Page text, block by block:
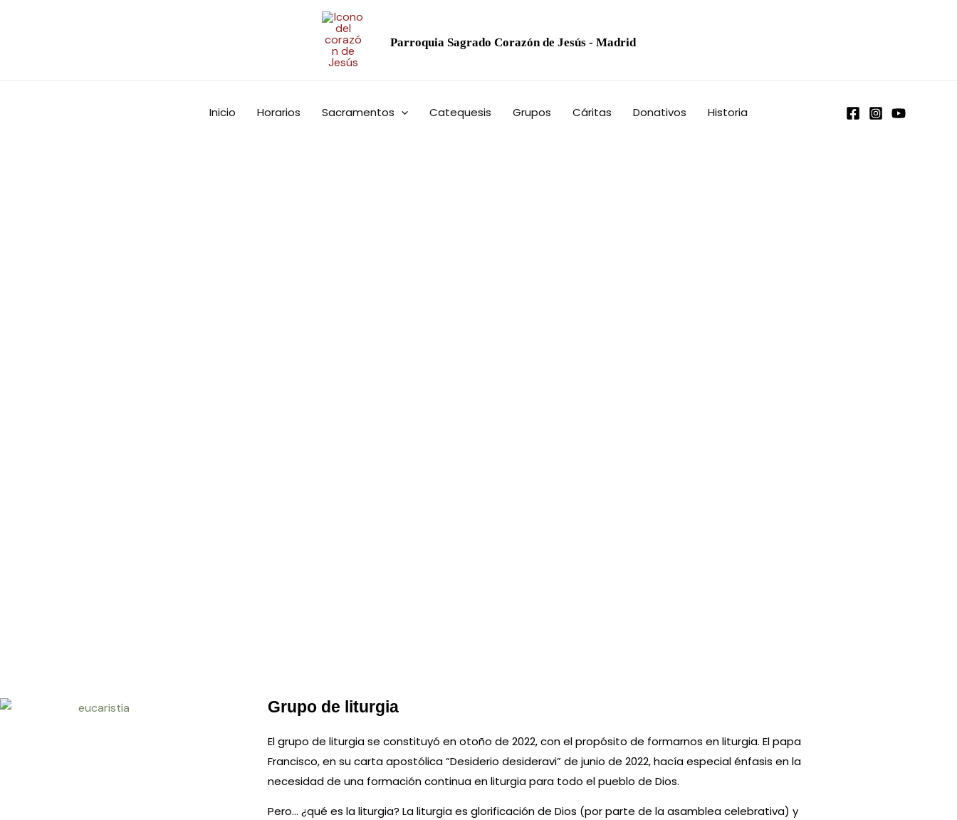
ParroquiaSagrado Corazón de Jesús - Madrid
Inicio Horarios Sacramentos Catequesis Grupos Cáritas Donativos Historia
Grupo de liturgia
El grupo de liturgia se constituyó en otoño de 2022, con el propósito de formarnos en liturgia. El papa
Francisco, en su carta apostólica “Desiderio desideravi” de junio de 2022, hacía especial énfasis en la
necesidad de una formación continua en liturgia para todo el pueblo de Dios.
Pero… ¿qué es la liturgia? La liturgia es glorificación de Dios (por parte de la asamblea celebrativa) y